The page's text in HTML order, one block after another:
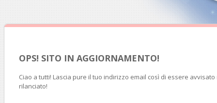
OPS! SITO IN AGGIORNAMENTO!
Ciao a tutti! Lascia pure il tuo indirizzo email così di essere
rilanciato!